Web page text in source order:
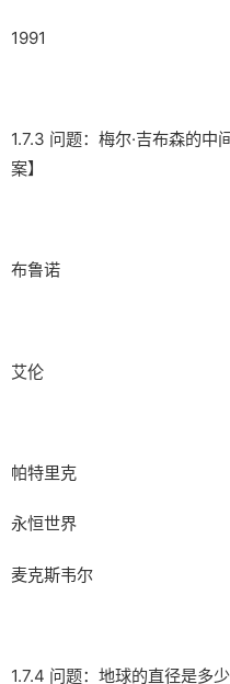
1991
1.7.3 问题：梅尔·吉布森的
案】
布鲁诺
艾伦
帕特里克
永恒世界
麦克斯韦尔
1.7.4 问题：地球的直径是多少